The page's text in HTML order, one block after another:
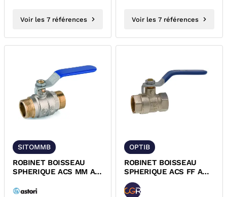
Voir les 7 références Voir les 7 références
SITOMMB
ROBINET BOISSEAU
SPHERIQUE ACS MM A
SITOMMB ASTORI
OPTIB
ROBINET BOISSEAU
SPHERIQUE ACS FF A
POIGNEE BLEUE OPTIB